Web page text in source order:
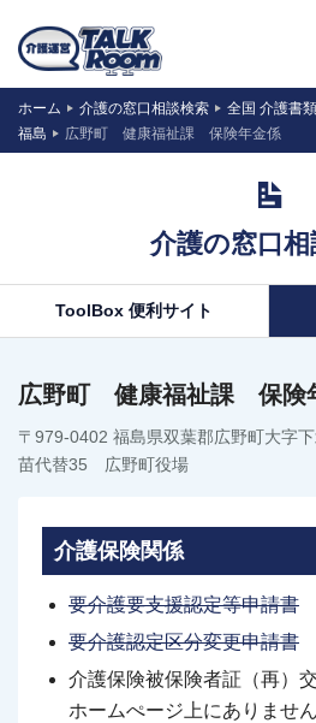
ホーム 介護の窓口相談検索 全国 介護書
福島
広野町 健康福祉課 保険年金係
介護の窓口相
ToolBox 便利サイト
広野町 健康福祉課 保険
〒979-0402 福島県双葉郡広野町大字
苗代替35 広野町役場
介護保険関係
要介護要支援認定等申請書
要介護認定区分変更申請書
介護保険被保険者証（再）
ホームぺージ上にありませ